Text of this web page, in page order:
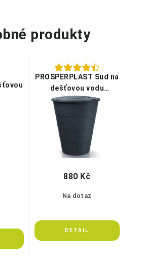
produkty
PROSPERPLAST Sud na
dešťovou vodu
SMOOTH antracit 210l
Na dotaz
880 Kč